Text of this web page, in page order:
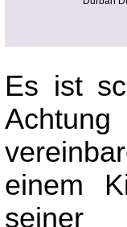
Es ist
einem
seiner